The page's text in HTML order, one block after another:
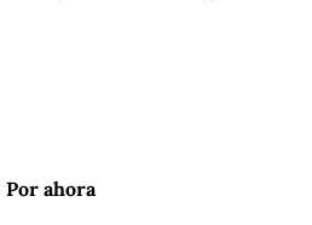
Por ahora